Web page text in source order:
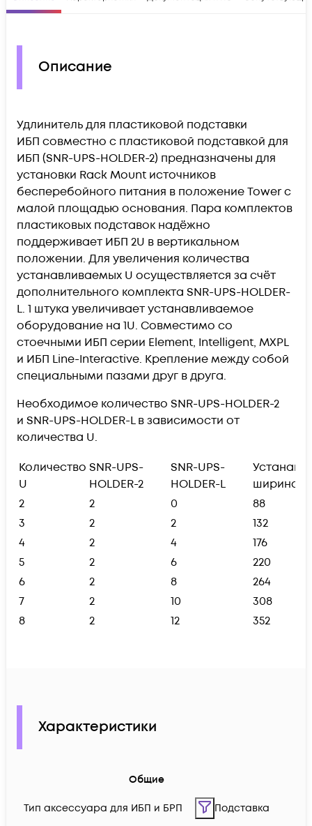
Описание
Удлинитель для пластиковой подставки
ИБП совместно с пластиковой подставкой для
ИБП (SNR-UPS-HOLDER-2) предназначены для
установки Rack Mount источников
бесперебойного питания в положение Tower с
малой площадью основания. Пара комплектов
пластиковых подставок надёжно
поддерживает ИБП 2U в вертикальном
положении. Для увеличения количества
устанавливаемых U осуществляется за счёт
дополнительного комплекта SNR-UPS-HOLDER-
L. 1 штука увеличивает устанавливаемое
оборудование на 1U. Совместимо со
стоечными ИБП серии Element, Intelligent, MXPL
и ИБП Line-Interactive. Крепление между собой
специальными пазами друг в друга.
Необходимое количество SNR-UPS-HOLDER-2
и SNR-UPS-HOLDER-L в зависимости от
количества U.
Количество
U
SNR-UPS-
HOLDER-2
SNR-UPS-
HOLDER-L
ширина,
2
2 0
88
3
2 2
132
4
2 4
176
5
2 6
220
6
2 8
264
7
2 10
308
8
2 12 352
Характеристики
Общие
Тип аксессуара для ИБП и БРП Подставка